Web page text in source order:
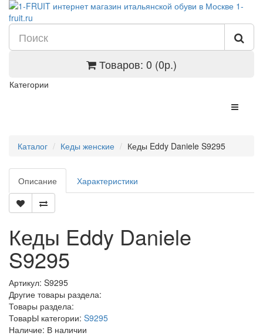
Товаров: 0 (0р.)
Категории
Каталог Кеды женские Кеды Eddy Daniele S9295
Описание Характеристики
Кеды Eddy Daniele
S9295
Артикул: S9295
Другие товары раздела:
Товары раздела:
ТоварЫ категории: S9295
Наличие: В наличии